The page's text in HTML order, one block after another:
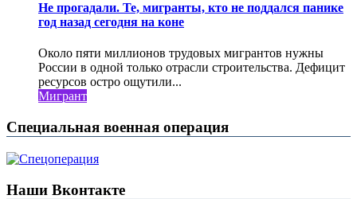
Не прогадали. Те, мигранты, кто не поддался панике
год назад сегодня на коне
Около пяти миллионов трудовых мигрантов нужны
России в одной только отрасли строительства. Дефицит
ресурсов остро ощутили...
Мигрант
Специальная военная операция
Наши Вконтакте